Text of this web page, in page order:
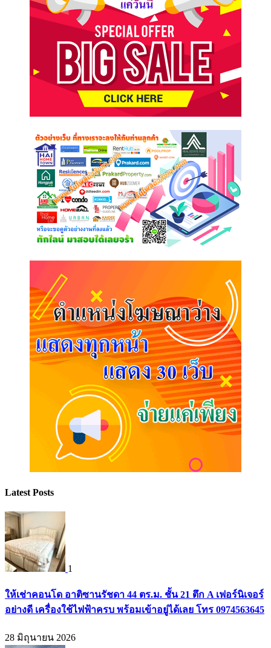
Latest Posts
1
ให้เช่าคอนโด อาติซานรัชดา 44 ตร.ม. ชั้น 21 ตึก A เฟอร์นิเจอร์
อย่างดี เครื่องใช้ไฟฟ้าครบ พร้อมเข้าอยู่ได้เลย โทร 0974563645
28 มิถุนายน 2026